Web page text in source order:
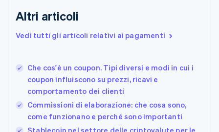
Altri articoli
Vedi tutti gli articoli relativi ai pagamenti
Che cos'è un coupon. Tipi diversi e modi in cui i
coupon influiscono su prezzi, ricavi e
comportamento dei clienti
Commissioni di elaborazione: che cosa sono,
come funzionano e perché sono importanti
Finlandia
Francia
DeutschEnglish
Giappone
日本語English
English
Grecia
English